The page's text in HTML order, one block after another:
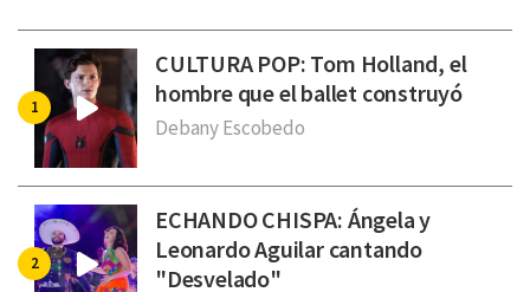
CULTURA POP: Tom Holland, el
hombre que el ballet construyó
Debany Escobedo
ECHANDO CHISPA: Ángela y
Leonardo Aguilar cantando
"Desvelado"